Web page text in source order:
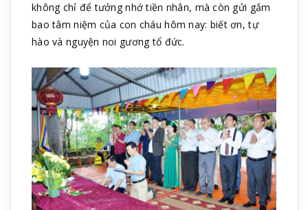
không chỉ để tưởng nhớ tiền nhân, mà còn gửi gắm
bao tâm niệm của con cháu hôm nay: biết ơn, tự
hào và nguyện noi gương tổ đức.